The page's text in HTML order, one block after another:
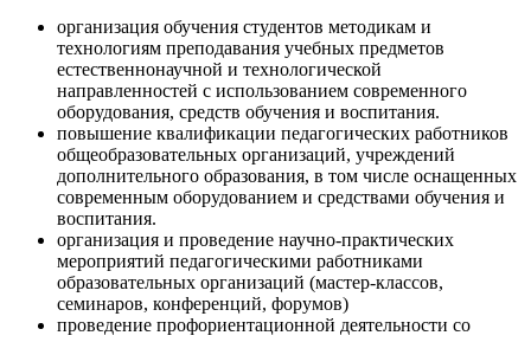
организация обучения студентов методикам и
технологиям преподавания учебных предметов
естественнонаучной и технологической
направленностей с использованием современного
оборудования, средств обучения и воспитания.
повышение квалификации педагогических работников
общеобразовательных организаций, учреждений
дополнительного образования, в том числе оснащенных
современным оборудованием и средствами обучения и
воспитания.
организация и проведение научно-практических
мероприятий педагогическими работниками
образовательных организаций (мастер-классов,
семинаров, конференций, форумов)
проведение профориентационной деятельности со